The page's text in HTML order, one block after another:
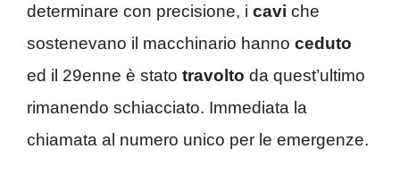
determinare con precisione, i cavi che
sostenevano il macchinario hanno ceduto
ed il 29enne è stato travolto da quest’ultimo
rimanendo schiacciato. Immediata la
chiamata al numero unico per le emergenze.